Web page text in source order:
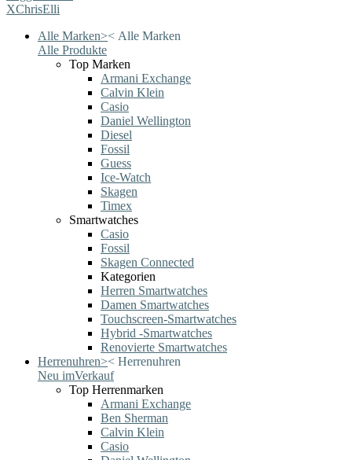
XChrisElli
Alle Marken>< Alle Marken
Alle Produkte
Top Marken
Armani Exchange
Calvin Klein
Casio
Daniel Wellington
Diesel
Fossil
Guess
Ice-Watch
Skagen
Timex
Smartwatches
Casio
Fossil
Skagen Connected
Kategorien
Herren Smartwatches
Damen Smartwatches
Touchscreen-Smartwatches
Hybrid -Smartwatches
Renovierte Smartwatches
Herrenuhren>< Herrenuhren
Neu imVerkauf
Top Herrenmarken
Armani Exchange
Ben Sherman
Calvin Klein
Casio